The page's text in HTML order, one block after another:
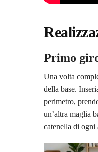
Primo
Una volta
della base.
perimetro,
un’altra maglia
catenella di